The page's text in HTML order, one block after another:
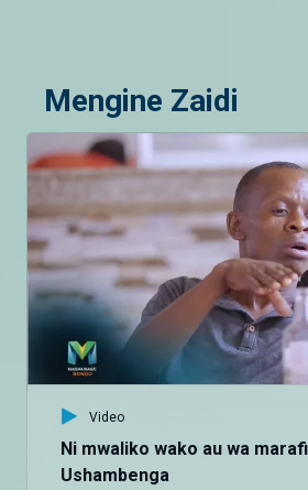
Mengine Zaidi
Video
Ni mwaliko wako au wa
Ushambenga